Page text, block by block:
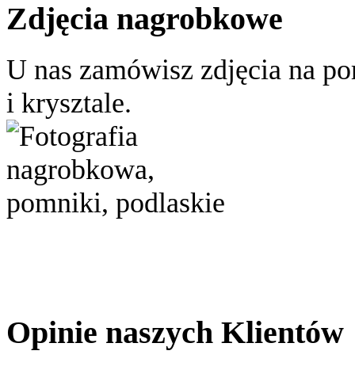
Zdjęcia nagrobkowe
U nas zamówisz zdjęcia na
i krysztale.
Opinie naszych Klientów